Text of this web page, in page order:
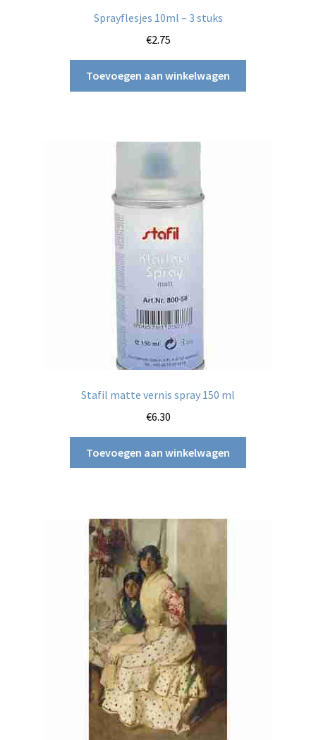
Sprayflesjes 10ml – 3 stuks
€2.75
Toevoegen aan winkelwagen
Stafil matte vernis spray 150 ml
€6.30
Toevoegen aan winkelwagen